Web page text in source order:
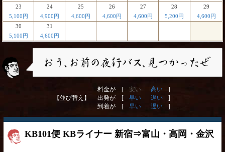
23
5,100円
24
4,900円
25
4,600円
26
4,600円
27
4,600円
28
5,200円
29
4,600円
30
5,100円
31
4,600円
【並び替え】
料金が [ 安い 高い
]
出発が [
早い 遅い
]
到着が [
早い 遅い ]
KB101便 KBライナー 新宿⇒富山・高岡・金沢